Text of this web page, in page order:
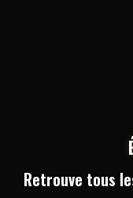
Retrouve tous